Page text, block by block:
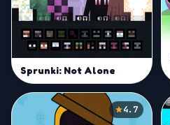
Sprunki: Not Alone
4.7